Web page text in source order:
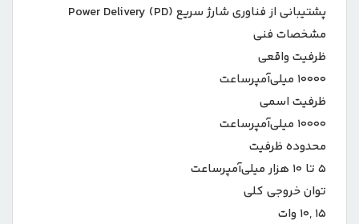
پشتیبانی از فناوری شارژ سریع Power Delivery (PD)
مشخصات فنی
ظرفیت واقعی
۱۰۰۰۰ میلی‌آمپر‌ساعت
ظرفیت اسمی
۱۰۰۰۰ میلی‌آمپرساعت
محدوده ظرفیت
۵ تا ۱۰ هزار میلی‌آمپر‌ساعت
توان خروجی کلی
۱۵ ,۱۰ وات